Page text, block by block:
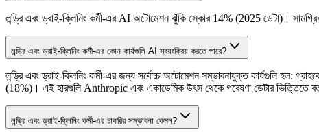
লন্ড্রি এবং ড্রাই-ক্লিনিং কর্মী-এর AI অটোমেশন ঝুঁকি স্কোর 14% (2025 ডেটা)।
লন্ড্রি এবং ড্রাই-ক্লিনিং কর্মী-এর কোন কার্যগুলি AI স্বয়ংক্রিয় করতে পারে?
লন্ড্রি এবং ড্রাই-ক্লিনিং কর্মী-এর জন্য সর্বোচ্চ অটোমেশন সম্ভাবনাযুক্ত কার্যগুলি হল:
(18%)। এই হারগুলি Anthropic এবং একাডেমিক উৎস থেকে গবেষণা ডেটার ভিত্তিতে
লন্ড্রি এবং ড্রাই-ক্লিনিং কর্মী-এর চাকরির সম্ভাবনা কেমন?